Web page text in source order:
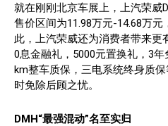
就在刚刚北京车展上，上汽荣威
售价区间为11.98万元-14.68万
此，上汽荣威还为消费者带来更
0息金融礼，5000元置换礼，3
km整车质保，三电系统终身质
时免除后顾之忧。
DMH“最强混动”名至实归